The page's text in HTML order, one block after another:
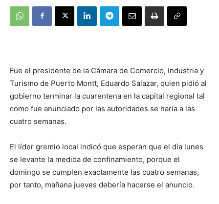
Fue el presidente de la Cámara de Comercio, Industria y
Turismo de Puerto Montt, Eduardo Salazar, quien pidió al
gobierno terminar la cuarentena en la capital regional tal
como fue anunciado por las autoridades se haría a las
cuatro semanas.
El líder gremio local indicó que esperan que el día lunes
se levante la medida de confinamiento, porque el
domingo se cumplen exactamente las cuatro semanas,
por tanto, mañana jueves debería hacerse el anuncio.